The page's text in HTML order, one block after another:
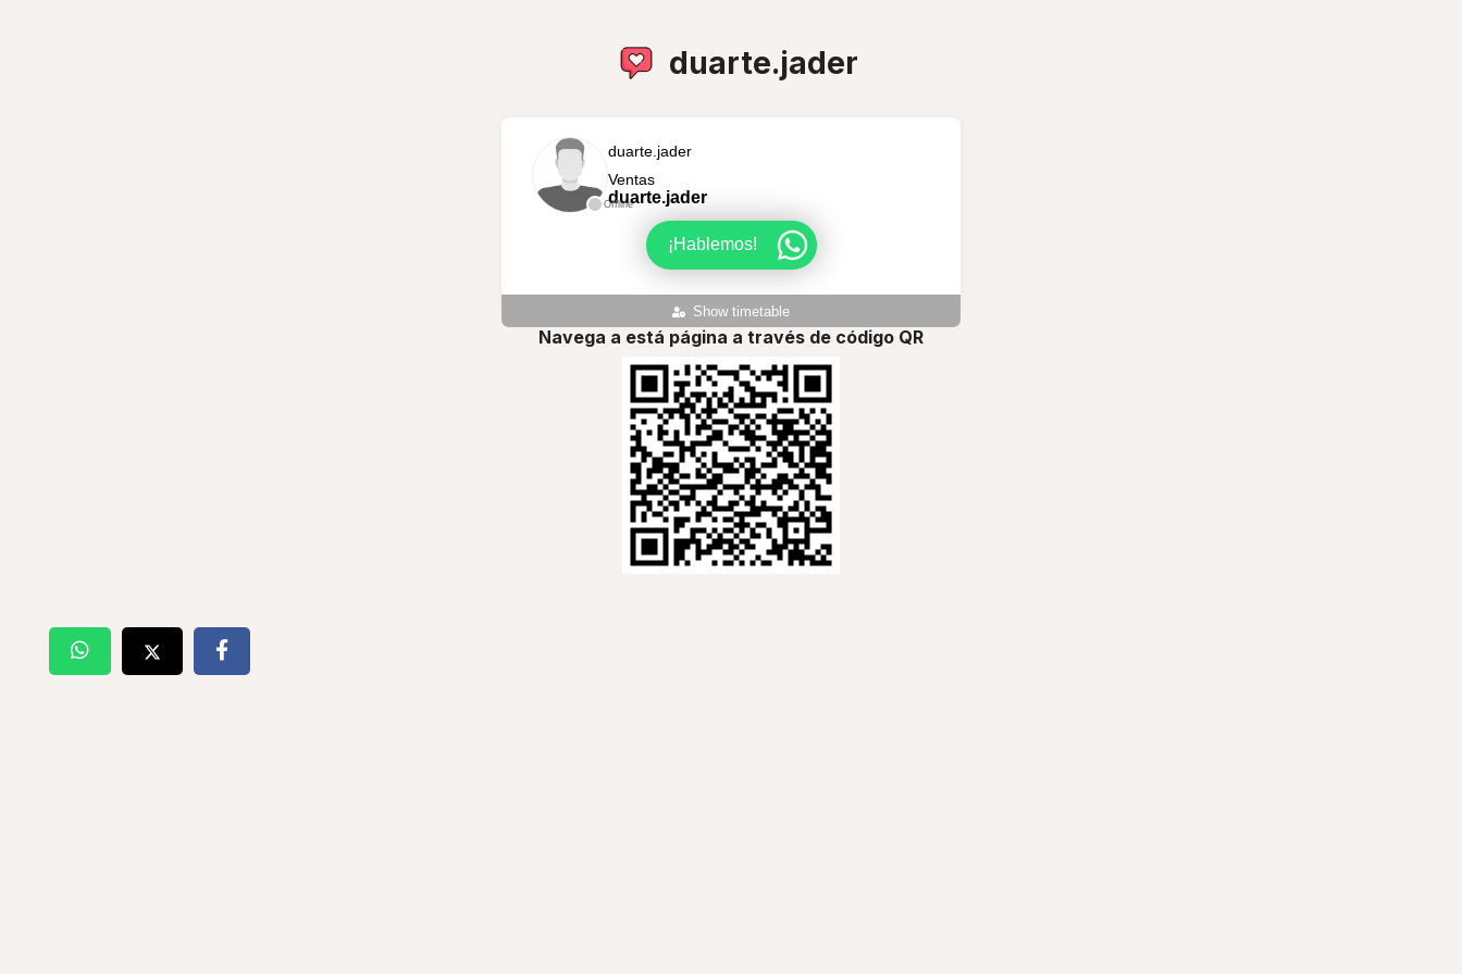
duarte.jader
Offline
duarte.jader
Ventas
duarte.jader
¡Hablemos!
Show timetable
Navega a está página a través de código QR